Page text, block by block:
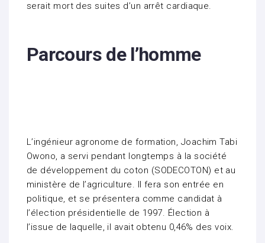
serait mort des suites d’un arrêt cardiaque.
Parcours de l’homme
L’ingénieur agronome de formation, Joachim Tabi
Owono, a servi pendant longtemps à la société
de développement du coton (SODECOTON) et au
ministère de l’agriculture. Il fera son entrée en
politique, et se présentera comme candidat à
l’élection présidentielle de 1997. Élection à
l’issue de laquelle, il avait obtenu 0,46% des voix.